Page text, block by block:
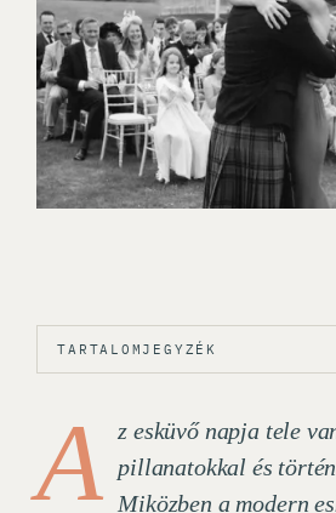
TARTALOMJEGYZÉK
A z esküvő napja tele
pillanatokkal és
Miközben a modern